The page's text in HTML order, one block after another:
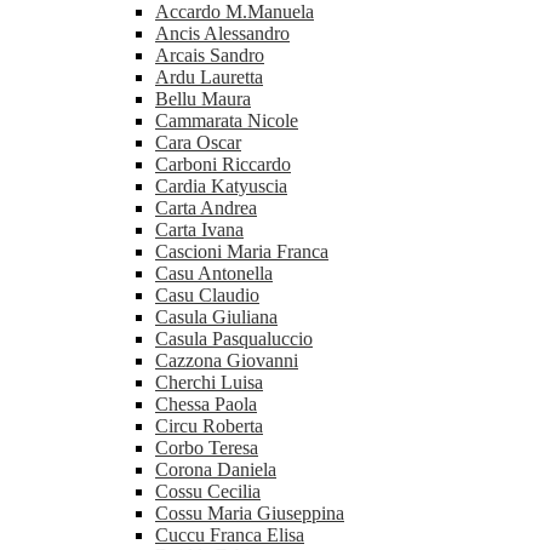
Accardo M.Manuela
Ancis Alessandro
Arcais Sandro
Ardu Lauretta
Bellu Maura
Cammarata Nicole
Cara Oscar
Carboni Riccardo
Cardia Katyuscia
Carta Andrea
Carta Ivana
Cascioni Maria Franca
Casu Antonella
Casu Claudio
Casula Giuliana
Casula Pasqualuccio
Cazzona Giovanni
Cherchi Luisa
Chessa Paola
Circu Roberta
Corbo Teresa
Corona Daniela
Cossu Cecilia
Cossu Maria Giuseppina
Cuccu Franca Elisa